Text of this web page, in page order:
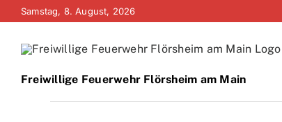
Zum
springen
Samstag, 8. August, 2026
Freiwillige Feuerwehr Flörsheim am Main